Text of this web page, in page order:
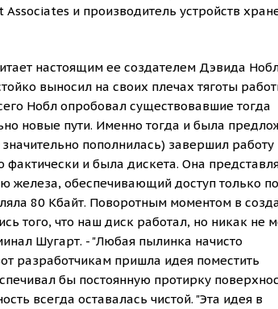
и производитель устройств
настоящим ее создателем Дэвида
выносил на своих плечах тяготы
Нобл опробовал существовавшие тогда
новые пути. Именно тогда и была
пополнилась) завершил работу
фактически и была дискета. Она
железа, обеспечивающий доступ только по
80 Кбайт. Поворотным моментом в
того, что наш диск работал, но никак не
Шугарт. - "Любая пылинка начисто
разработчикам пришла идея поместить
бы постоянную протирку
всегда оставалась чистой. "Эта идея в